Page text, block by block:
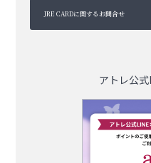
JRE CARDに関するお問合せ
アトレ公